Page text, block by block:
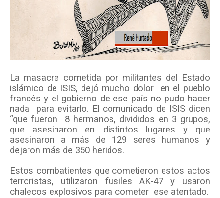
La masacre cometida por militantes del Estado
islámico de ISIS, dejó mucho dolor
en el pueblo
francés y el gobierno de ese país no pudo hacer
nada
para evitarlo. El comunicado de ISIS dicen
“que fueron
8 hermanos, divididos en 3 grupos,
que asesinaron en distintos lugares y que
asesinaron a más de 129 seres humanos y
dejaron más de 350 heridos.
Estos combatientes que cometieron estos actos
terroristas, utilizaron fusiles AK-47 y usaron
chalecos explosivos para cometer ese atentado.